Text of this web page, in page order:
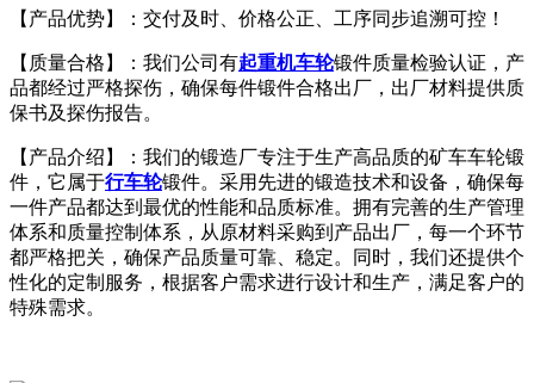
【产品优势】：交付及时、价格公正、工序同步追溯可控！
【质量合格】：我们公司有起重机车轮锻件质量检验认证，产
品都经过严格探伤，确保每件锻件合格出厂，出厂材料提供质
保书及探伤报告。
【产品介绍】：我们的锻造厂专注于生产高品质的矿车车轮锻
件，它属于行车轮锻件。采用先进的锻造技术和设备，确保每
一件产品都达到最优的性能和品质标准。拥有完善的生产管理
体系和质量控制体系，从原材料采购到产品出厂，每一个环节
都严格把关，确保产品质量可靠、稳定。同时，我们还提供个
性化的定制服务，根据客户需求进行设计和生产，满足客户的
特殊需求。